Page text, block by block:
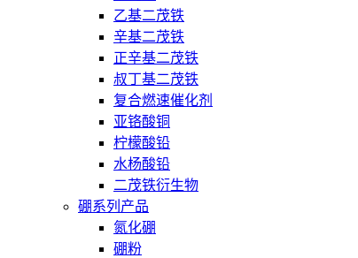
乙基二茂铁
辛基二茂铁
正辛基二茂铁
叔丁基二茂铁
复合燃速催化剂
亚铬酸铜
柠檬酸铅
水杨酸铅
二茂铁衍生物
硼系列产品
氮化硼
硼粉